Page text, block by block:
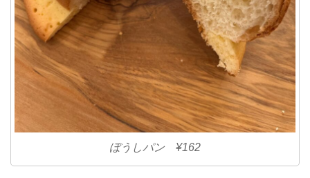
ぼうしパン ¥162